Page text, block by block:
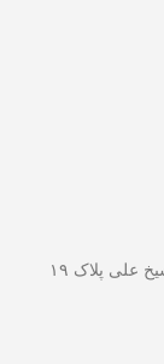
علی پلاک ۱۹